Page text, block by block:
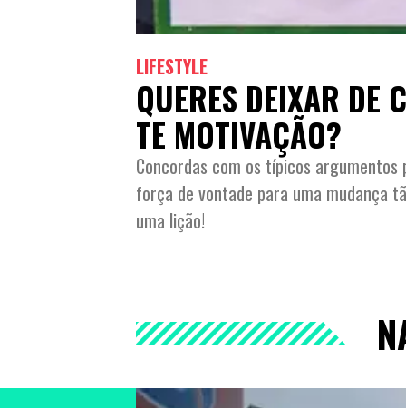
LIFESTYLE
QUERES DEIXAR DE
TE MOTIVAÇÃO?
Concordas com os típicos
força de vontade para uma mudança
uma lição!